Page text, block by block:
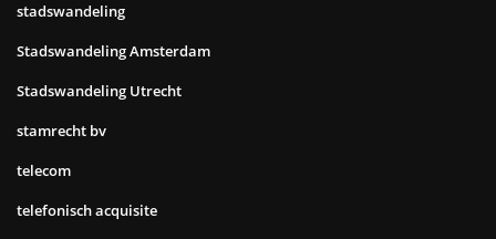
stadswandeling
Stadswandeling Amsterdam
Stadswandeling Utrecht
stamrecht bv
telecom
telefonisch acquisite